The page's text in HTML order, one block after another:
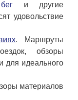
бег и другие
удовольствие
. Маршруты
обзоры
для идеального
материалов